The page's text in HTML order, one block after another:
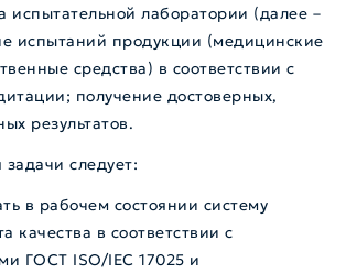
испытательной лаборатории (далее –
испытаний продукции (медицинские
средства) в соответствии с
получение достоверных,
результатов.
следует:
в рабочем состоянии систему
качества в соответствии с
ГОСТ ISO/IEC 17025 и